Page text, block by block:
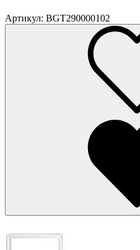
Артикул: BGT290000102